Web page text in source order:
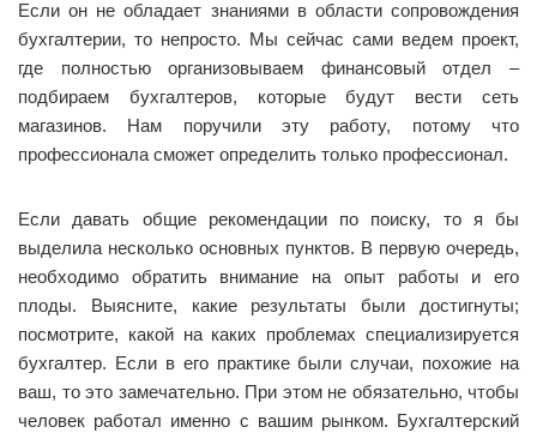
Если он не обладает знаниями в области сопровождения
бухгалтерии, то непросто. Мы сейчас сами ведем проект,
где полностью организовываем финансовый отдел –
подбираем бухгалтеров, которые будут вести сеть
магазинов. Нам поручили эту работу, потому что
профессионала сможет определить только профессионал.
Если давать общие рекомендации по поиску, то я бы
выделила несколько основных пунктов. В первую очередь,
необходимо обратить внимание на опыт работы и его
плоды. Выясните, какие результаты были достигнуты;
посмотрите, какой на каких проблемах специализируется
бухгалтер. Если в его практике были случаи, похожие на
ваш, то это замечательно. При этом не обязательно, чтобы
человек работал именно с вашим рынком. Бухгалтерский